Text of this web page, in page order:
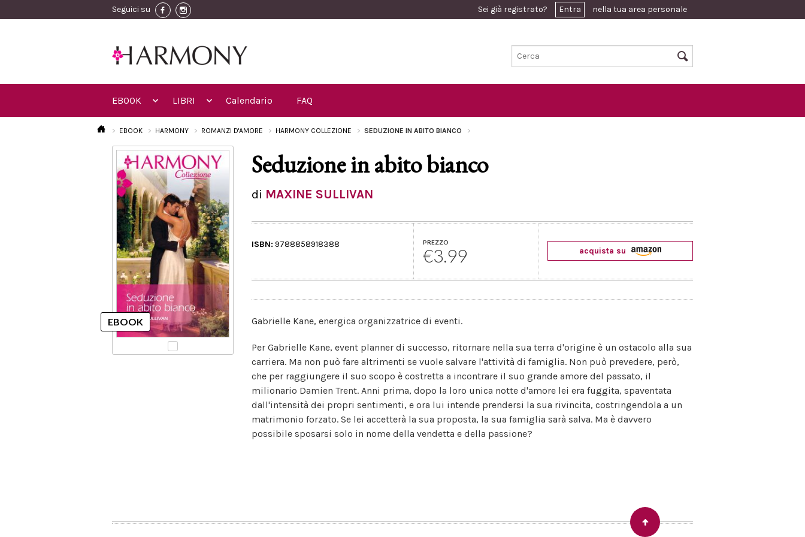
Seguici su Sei già registrato? Entra nella tua area personale
EBOOK LIBRI Calendario FAQ
EBOOK HARMONY ROMANZI D'AMORE HARMONY COLLEZIONE SEDUZIONE IN ABITO BIANCO
Seduzione in abito bianco
di MAXINE SULLIVAN
ISBN: 9788858918388 PREZZO
€3.99 acquista su
Gabrielle Kane, energica organizzatrice di eventi.
Per Gabrielle Kane, event planner di successo, ritornare nella sua terra d'origine è un ostacolo alla sua
carriera. Ma non può fare altrimenti se vuole salvare l'attività di famiglia. Non può prevedere, però,
che per raggiungere il suo scopo è costretta a incontrare il suo grande amore del passato, il
milionario Damien Trent. Anni prima, dopo la loro unica notte d'amore lei era fuggita, spaventata
dall'intensità dei propri sentimenti, e ora lui intende prendersi la sua rivincita, costringendola a un
matrimonio forzato. Se lei accetterà la sua proposta, la sua famiglia sarà salva. Ma è davvero
possibile sposarsi solo in nome della vendetta e della passione?